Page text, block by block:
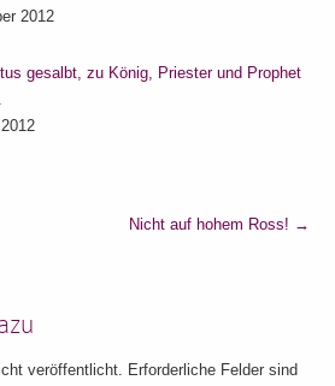
2012
gesalbt, zu König, Priester und Prophet
Nicht auf hohem Ross! →
veröffentlicht. Erforderliche Felder sind